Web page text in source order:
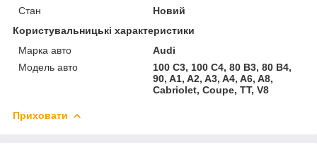
Стан
Новий
Користувальницькі характеристики
Марка авто
Audi
Модель авто
100 C3, 100 C4, 80 B3, 80 B4,
90, A1, A2, A3, A4, A6, A8,
Cabriolet, Coupe, TT, V8
Приховати